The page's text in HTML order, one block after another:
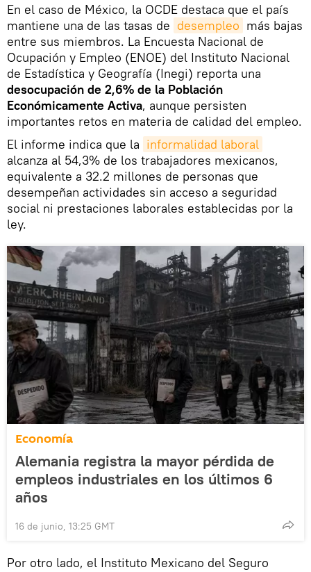
En el caso de México, la OCDE destaca que el país
mantiene una de las tasas de desempleo más bajas
entre sus miembros. La Encuesta Nacional de
Ocupación y Empleo (ENOE) del Instituto Nacional
de Estadística y Geografía (Inegi) reporta una
desocupación de 2,6% de la Población
Económicamente Activa, aunque persisten
importantes retos en materia de calidad del empleo.
El informe indica que la informalidad laboral
alcanza al 54,3% de los trabajadores mexicanos,
equivalente a 32.2 millones de personas que
desempeñan actividades sin acceso a seguridad
social ni prestaciones laborales establecidas por la
ley.
Economía
Alemania registra la mayor pérdida de
empleos industriales en los últimos 6
años
16 de junio, 13:25 GMT
Por otro lado, el Instituto Mexicano del Seguro